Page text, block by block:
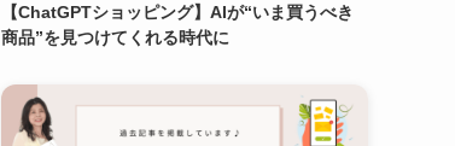
【ChatGPTショッピング】AIが“いま買うべき
商品”を見つけてくれる時代に